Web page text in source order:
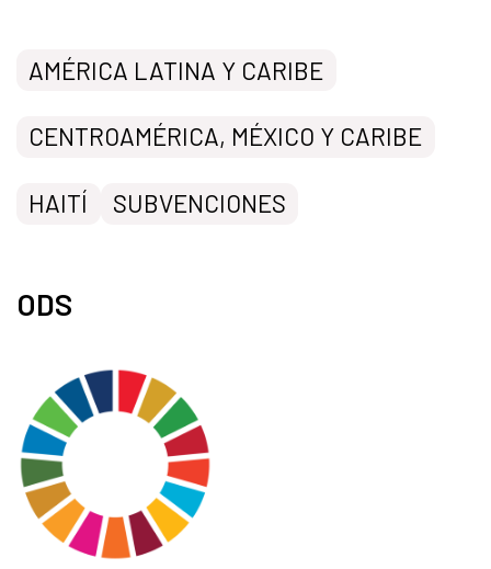
AMÉRICA LATINA Y CARIBE
CENTROAMÉRICA, MÉXICO Y CARIBE
HAITÍ SUBVENCIONES
ODS